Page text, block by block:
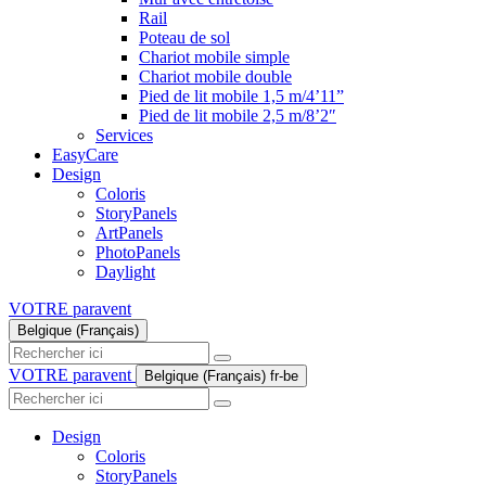
Rail
Poteau de sol
Chariot mobile simple
Chariot mobile double
Pied de lit mobile 1,5 m/4’11”
Pied de lit mobile 2,5 m/8’2″
Services
EasyCare
Design
Coloris
StoryPanels
ArtPanels
PhotoPanels
Daylight
VOTRE paravent
Belgique (Français)
Search
here
VOTRE paravent Belgique (Français) fr-be
Search
here
Design
Coloris
StoryPanels